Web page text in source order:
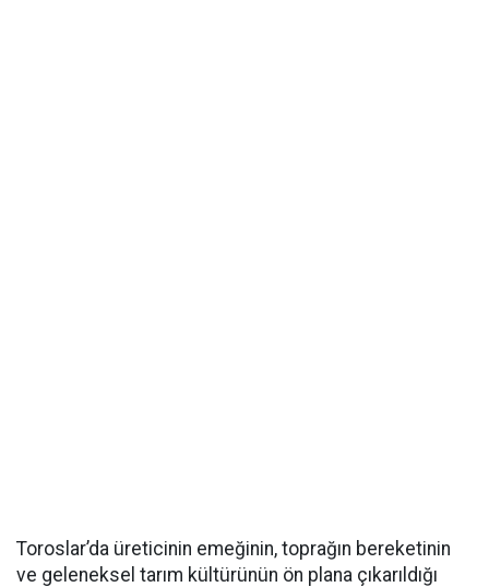
Toroslar’da üreticinin emeğinin, toprağın bereketinin
ve geleneksel tarım kültürünün ön plana çıkarıldığı